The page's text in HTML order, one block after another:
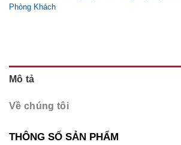
Phòng Khách
Mô tả
Về chúng tôi
THÔNG SỐ SẢN PHẨM